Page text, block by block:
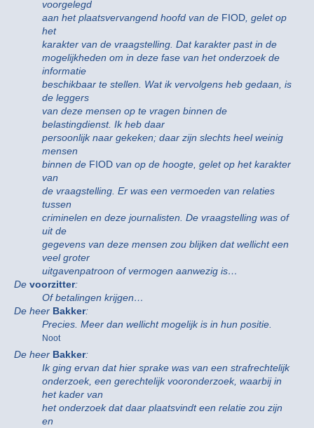
voorgelegd
aan het plaatsvervangend hoofd van de FIOD, gelet op
het
karakter van de vraagstelling. Dat karakter past in de
mogelijkheden om in deze fase van het onderzoek de
informatie
beschikbaar te stellen. Wat ik vervolgens heb gedaan, is
de leggers
van deze mensen op te vragen binnen de
belastingdienst. Ik heb daar
persoonlijk naar gekeken; daar zijn slechts heel weinig
mensen
binnen de FIOD van op de hoogte, gelet op het karakter
van
de vraagstelling. Er was een vermoeden van relaties
tussen
criminelen en deze journalisten. De vraagstelling was of
uit de
gegevens van deze mensen zou blijken dat wellicht een
veel groter
uitgavenpatroon of vermogen aanwezig is…
De voorzitter:
Of betalingen krijgen…
De heer Bakker:
Precies. Meer dan wellicht mogelijk is in hun positie.
Noot
De heer Bakker:
Ik ging ervan dat hier sprake was van een strafrechtelijk
onderzoek, een gerechtelijk vooronderzoek, waarbij in
het kader van
het onderzoek dat daar plaatsvindt een relatie zou zijn
en